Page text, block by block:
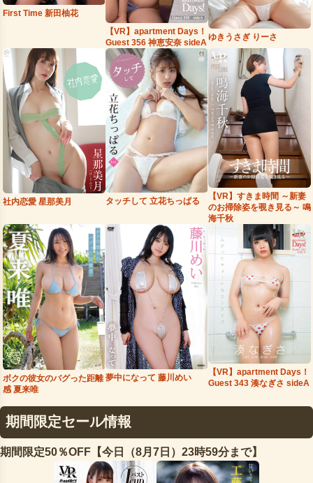
First Time 新田柚花
【VR】apartment Days！
Guest 356 神恵安奈 sideA
ゆきうさぎ りーさ
社内恋愛 星那美月 タッチして 立花ちっぱる
【VR】すきま時間 ～新妻
のお掃除姿を覗き見る～ 鳴
海千秋
ボクの彼女のバグった距離
感 夏来唯
夢中になって 藤川めい
【VR】apartment Days！
Guest 343 湊なぎさ sideA
期間限定セール情報
期間限定50％OFF【今日（8月7日）23時59分まで】